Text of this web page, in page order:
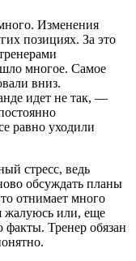
Изменения
позициях. За это
многое. Самое
вниз.
идет не так, —
равно уходили
стресс, ведь
обсуждать планы
отнимает много
жалуюсь или, еще
Тренер обязан